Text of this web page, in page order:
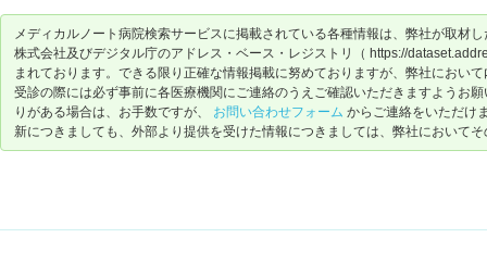
メディカルノート病院検索サービスに掲載されている各種情報は、弊社が取材
株式会社及びデジタル庁のアドレス・ベース・レジストリ（ https://
まれております。できる限り正確な情報掲載に努めておりますが、弊社におい
受診の際には必ず事前に各医療機関にご連絡のうえご確認いただきますようお
りがある場合は、お手数ですが、 お問い合わせフォーム からご連絡をいただけ
新につきましても、外部より提供を受けた情報につきましては、弊社において